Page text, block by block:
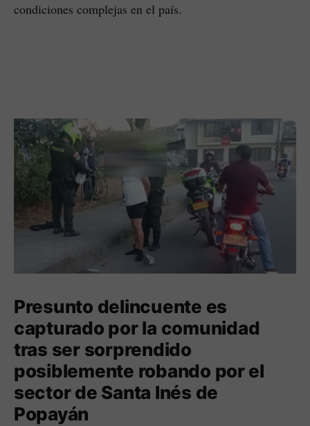
condiciones complejas en el país.
Presunto delincuente es
capturado por la comunidad
tras ser sorprendido
posiblemente robando por el
sector de Santa Inés de
Popayán